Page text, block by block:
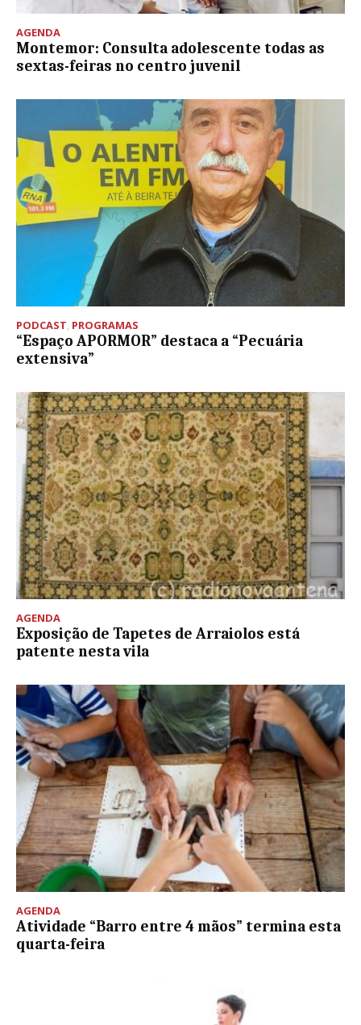
AGENDA
Montemor: Consulta adolescente todas as
sextas-feiras no centro juvenil
PODCAST, PROGRAMAS
“Espaço APORMOR” destaca a “Pecuária
extensiva”
AGENDA
Exposição de Tapetes de Arraiolos está
patente nesta vila
AGENDA
Atividade “Barro entre 4 mãos” termina esta
quarta-feira